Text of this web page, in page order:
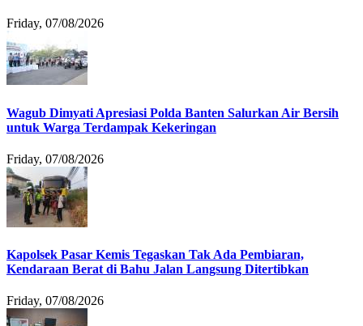
Friday, 07/08/2026
Wagub Dimyati Apresiasi Polda Banten Salurkan Air Bersih
untuk Warga Terdampak Kekeringan
Friday, 07/08/2026
Kapolsek Pasar Kemis Tegaskan Tak Ada Pembiaran,
Kendaraan Berat di Bahu Jalan Langsung Ditertibkan
Friday, 07/08/2026